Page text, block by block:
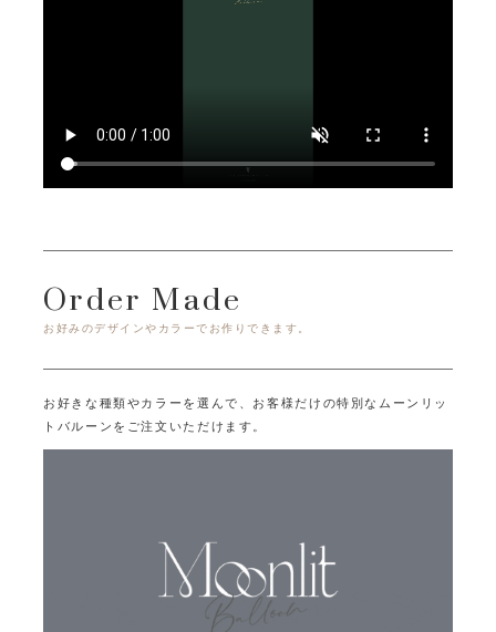
Order Made
お好みのデザインやカラーでお作りできます。
お好きな種類やカラーを選んで、お客様だけの特別なムーンリッ
トバルーンをご注文いただけます。